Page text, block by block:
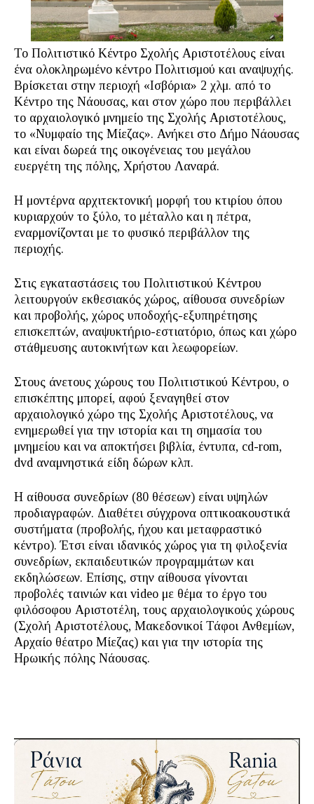
Το Πολιτιστικό Κέντρο Σχολής Αριστοτέλους είναι
ένα ολοκληρωμένο κέντρο Πολιτισμού και αναψυχής.
Βρίσκεται στην περιοχή «Ισβόρια» 2 χλμ. από το
Κέντρο της Νάουσας, και στον χώρο που περιβάλλει
το αρχαιολογικό μνημείο της Σχολής Αριστοτέλους,
το «Νυμφαίο της Μίεζας». Ανήκει στο Δήμο Νάουσας
και είναι δωρεά της οικογένειας του μεγάλου
ευεργέτη της πόλης, Χρήστου Λαναρά.
Η μοντέρνα αρχιτεκτονική μορφή του κτιρίου όπου
κυριαρχούν το ξύλο, το μέταλλο και η πέτρα,
εναρμονίζονται με το φυσικό περιβάλλον της
περιοχής.
Στις εγκαταστάσεις του Πολιτιστικού Κέντρου
λειτουργούν εκθεσιακός χώρος, αίθουσα συνεδρίων
και προβολής, χώρος υποδοχής-εξυπηρέτησης
επισκεπτών, αναψυκτήριο-εστιατόριο, όπως και χώρο
στάθμευσης αυτοκινήτων και λεωφορείων.
Στους άνετους χώρους του Πολιτιστικού Κέντρου, ο
επισκέπτης μπορεί, αφού ξεναγηθεί στον
αρχαιολογικό χώρο της Σχολής Αριστοτέλους, να
ενημερωθεί για την ιστορία και τη σημασία του
μνημείου και να αποκτήσει βιβλία, έντυπα, cd-rom,
dvd αναμνηστικά είδη δώρων κλπ.
Η αίθουσα συνεδρίων (80 θέσεων) είναι υψηλών
προδιαγραφών. Διαθέτει σύγχρονα οπτικοακουστικά
συστήματα (προβολής, ήχου και μεταφραστικό
κέντρο). Έτσι είναι ιδανικός χώρος για τη φιλοξενία
συνεδρίων, εκπαιδευτικών προγραμμάτων και
εκδηλώσεων. Επίσης, στην αίθουσα γίνονται
προβολές ταινιών και video με θέμα το έργο του
φιλόσοφου Αριστοτέλη, τους αρχαιολογικούς χώρους
(Σχολή Αριστοτέλους, Μακεδονικοί Τάφοι Ανθεμίων,
Αρχαίο θέατρο Μίεζας) και για την ιστορία της
Ηρωικής πόλης Νάουσας.